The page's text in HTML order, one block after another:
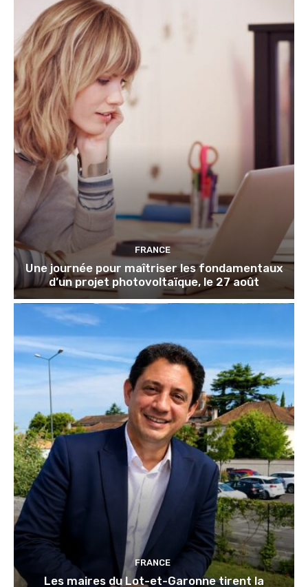
FRANCE
Une journée pour maîtriser les fondamentaux
d’un projet photovoltaïque, le 27 août
FRANCE
Les maires du Lot-et-Garonne tirent la